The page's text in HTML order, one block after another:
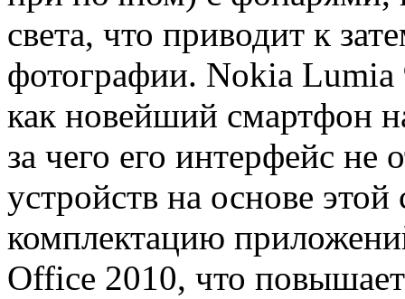
света, что приводит к
фотографии. Nokia Lumia
как новейший смартфон
за чего его интерфейс не
устройств на основе
комплектацию
Office 2010, что